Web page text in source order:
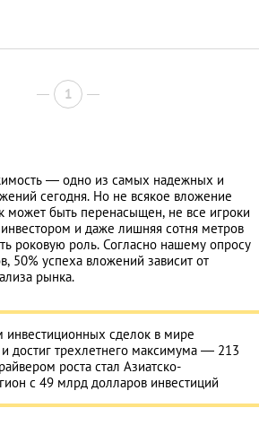
1
— одно из самых надежных и
сегодня. Но не всякое вложение
может быть перенасыщен, не все игроки
и даже лишняя сотня метров
роковую роль. Согласно нашему опросу
50% успеха вложений зависит от
рынка.
инвестиционных сделок в мире
достиг трехлетнего максимума — 213
роста стал Азиатско-
с 49 млрд долларов инвестиций